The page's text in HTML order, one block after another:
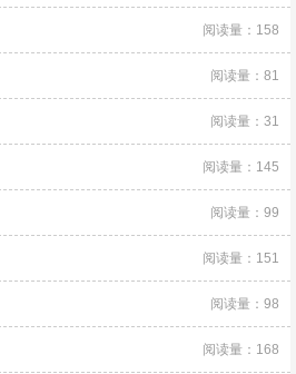
阅读量：158
阅读量：81
阅读量：31
阅读量：145
阅读量：99
阅读量：151
阅读量：98
阅读量：168